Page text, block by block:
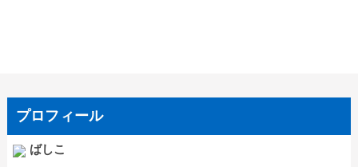
プロフィール
ばしこ